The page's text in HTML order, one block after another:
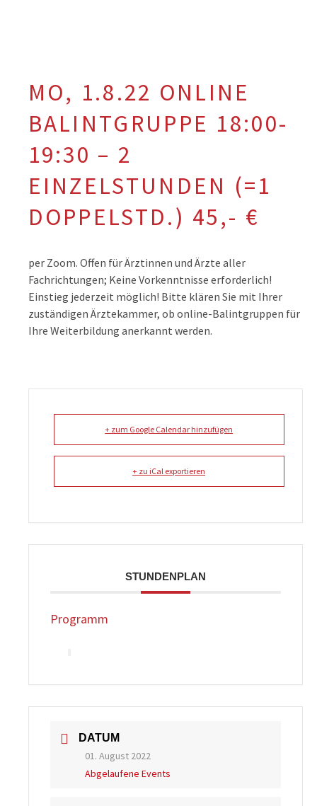
MO, 1.8.22 ONLINE
BALINTGRUPPE 18:00-
19:30 – 2
EINZELSTUNDEN (=1
DOPPELSTD.) 45,- €
per Zoom. Offen für Ärztinnen und Ärzte aller
Fachrichtungen; Keine Vorkenntnisse erforderlich!
Einstieg jederzeit möglich! Bitte klären Sie mit Ihrer
zuständigen Ärztekammer, ob online-Balintgruppen für
Ihre Weiterbildung anerkannt werden.
+ zum Google Calendar hinzufügen
+ zu iCal exportieren
STUNDENPLAN
Programm
DATUM
01. August 2022
Abgelaufene Events